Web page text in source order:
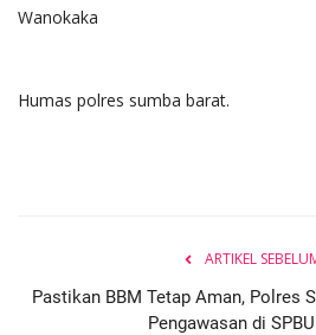
Wanokaka
Humas polres sumba barat.
ARTIKEL
Pastikan BBM Tetap Aman, Polres
Pengawasan di